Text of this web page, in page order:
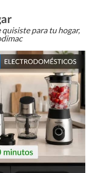
para tu hogar,